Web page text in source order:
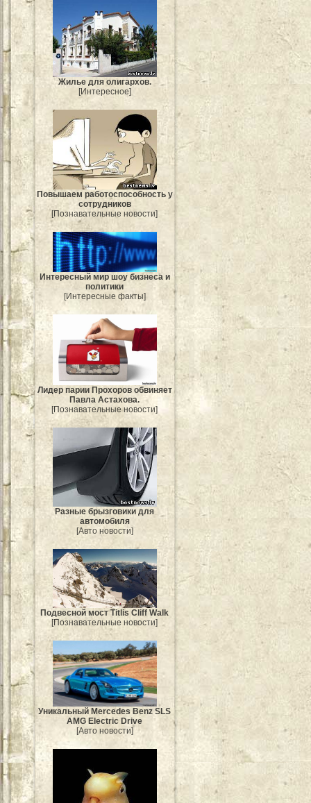
Жилье для олигархов.
[Интересное]
Повышаем работоспособность у
сотрудников
[Познавательные новости]
Интересный мир шоу бизнеса и
политики
[Интересные факты]
Лидер парии Прохоров обвиняет
Павла Астахова.
[Познавательные новости]
Разные брызговики для
автомобиля
[Авто новости]
Подвесной мост Titlis Cliff Walk
[Познавательные новости]
Уникальный Mercedes Benz SLS
AMG Electric Drive
[Авто новости]